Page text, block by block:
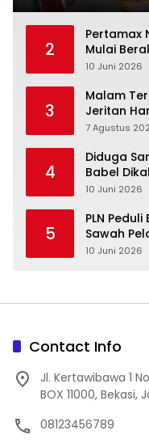
2
‎Pertamax
Mulai
10 Juni 2026
3
Malam
Jeritan
Tengah
7 Agustus
4
‎Diduga
Babel
10 Juni 2026
5
‎PLN
Sawah
10 Juni 2026
Contact Info
Jl. Kertawibawa 1
BOX 11000,
08123456789